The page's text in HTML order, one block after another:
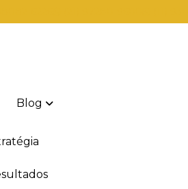
Blog